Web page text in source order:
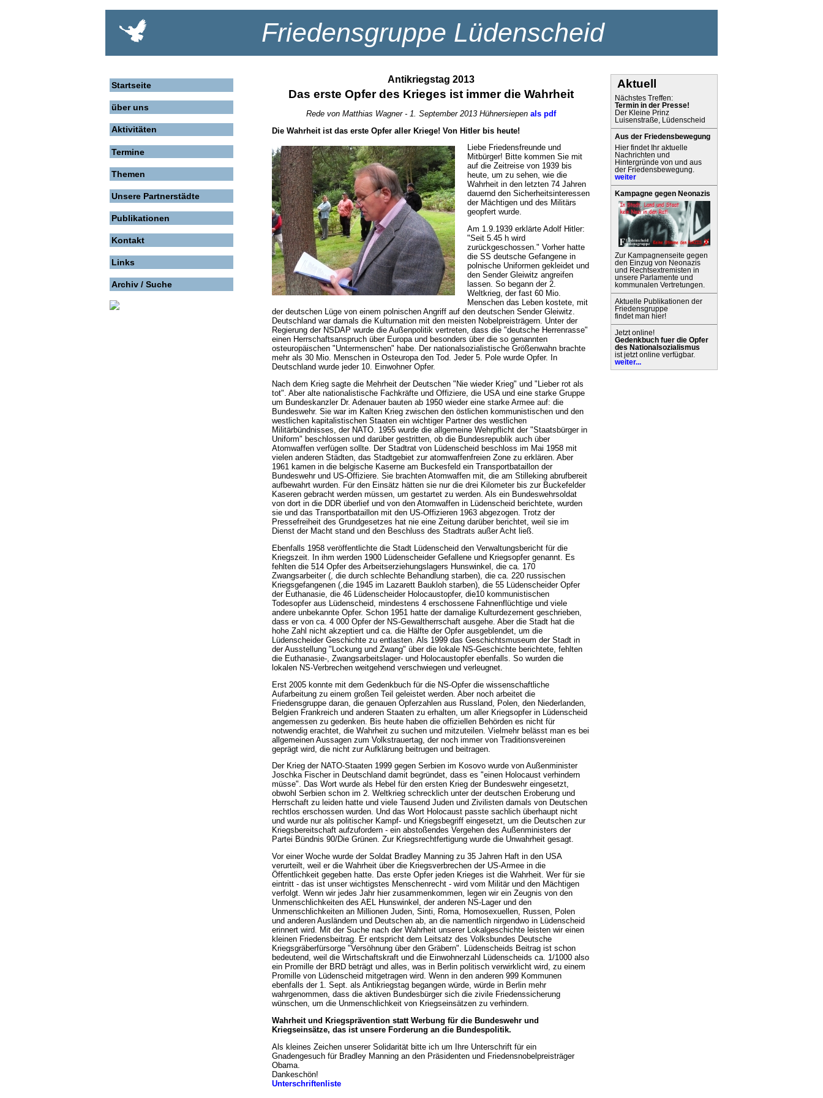
Friedensgruppe Lüdenscheid
Startseite
über uns
Aktivitäten
Termine
Themen
Unsere Partnerstädte
Publikationen
Kontakt
Links
Archiv / Suche
Aktuell
Nächstes Treffen:
Termin in der Presse!
Der Kleine Prinz
Luisenstraße, Lüdenscheid
Aus der Friedensbewegung
Hier findet Ihr aktuelle
Nachrichten und
Hintergründe von und aus
der Friedensbewegung.
weiter
Kampagne gegen Neonazis
Zur Kampagnenseite gegen
den Einzug von Neonazis
und Rechtsextremisten in
unsere Parlamente und
kommunalen Vertretungen.
Aktuelle Publikationen der
Friedensgruppe
findet man hier!
Jetzt online!
Gedenkbuch fuer die Opfer
des Nationalsozialismus
ist jetzt online verfügbar.
weiter...
Antikriegstag 2013
Das erste Opfer des Krieges ist immer die Wahrheit
Rede von Matthias Wagner - 1. September 2013 Hühnersiepen als pdf
Die Wahrheit ist das erste Opfer aller Kriege! Von Hitler bis heute!
Liebe Friedensfreunde und
Mitbürger! Bitte kommen Sie mit
auf die Zeitreise von 1939 bis
heute, um zu sehen, wie die
Wahrheit in den letzten 74 Jahren
dauernd den Sicherheitsinteressen
der Mächtigen und des Militärs
geopfert wurde.
Am 1.9.1939 erklärte Adolf Hitler:
"Seit 5.45 h wird
zurückgeschossen." Vorher hatte
die SS deutsche Gefangene in
polnische Uniformen gekleidet und
den Sender Gleiwitz angreifen
lassen. So begann der 2.
Weltkrieg, der fast 60 Mio.
Menschen das Leben kostete, mit
der deutschen Lüge von einem polnischen Angriff auf den deutschen Sender Gleiwitz.
Deutschland war damals die Kulturnation mit den meisten Nobelpreisträgern. Unter der
Regierung der NSDAP wurde die Außenpolitik vertreten, dass die "deutsche Herrenrasse"
einen Herrschaftsanspruch über Europa und besonders über die so genannten
osteuropäischen "Untermenschen" habe. Der nationalsozialistische Größenwahn brachte
mehr als 30 Mio. Menschen in Osteuropa den Tod. Jeder 5. Pole wurde Opfer. In
Deutschland wurde jeder 10. Einwohner Opfer.
Nach dem Krieg sagte die Mehrheit der Deutschen "Nie wieder Krieg" und "Lieber rot als
tot". Aber alte nationalistische Fachkräfte und Offiziere, die USA und eine starke Gruppe
um Bundeskanzler Dr. Adenauer bauten ab 1950 wieder eine starke Armee auf: die
Bundeswehr. Sie war im Kalten Krieg zwischen den östlichen kommunistischen und den
westlichen kapitalistischen Staaten ein wichtiger Partner des westlichen
Militärbündnisses, der NATO. 1955 wurde die allgemeine Wehrpflicht der "Staatsbürger in
Uniform" beschlossen und darüber gestritten, ob die Bundesrepublik auch über
Atomwaffen verfügen sollte. Der Stadtrat von Lüdenscheid beschloss im Mai 1958 mit
vielen anderen Städten, das Stadtgebiet zur atomwaffenfreien Zone zu erklären. Aber
1961 kamen in die belgische Kaserne am Buckesfeld ein Transportbataillon der
Bundeswehr und US-Offiziere. Sie brachten Atomwaffen mit, die am Stilleking abrufbereit
aufbewahrt wurden. Für den Einsätz hätten sie nur die drei Kilometer bis zur Buckefelder
Kaseren gebracht werden müssen, um gestartet zu werden. Als ein Bundeswehrsoldat
von dort in die DDR überlief und von den Atomwaffen in Lüdenscheid berichtete, wurden
sie und das Transportbataillon mit den US-Offizieren 1963 abgezogen. Trotz der
Pressefreiheit des Grundgesetzes hat nie eine Zeitung darüber berichtet, weil sie im
Dienst der Macht stand und den Beschluss des Stadtrats außer Acht ließ.
Ebenfalls 1958 veröffentlichte die Stadt Lüdenscheid den Verwaltungsbericht für die
Kriegszeit. In ihm werden 1900 Lüdenscheider Gefallene und Kriegsopfer genannt. Es
fehlten die 514 Opfer des Arbeitserziehungslagers Hunswinkel, die ca. 170
Zwangsarbeiter (, die durch schlechte Behandlung starben), die ca. 220 russischen
Kriegsgefangenen (,die 1945 im Lazarett Baukloh starben), die 55 Lüdenscheider Opfer
der Euthanasie, die 46 Lüdenscheider Holocaustopfer, die10 kommunistischen
Todesopfer aus Lüdenscheid, mindestens 4 erschossene Fahnenflüchtige und viele
andere unbekannte Opfer. Schon 1951 hatte der damalige Kulturdezernent geschrieben,
dass er von ca. 4 000 Opfer der NS-Gewaltherrschaft ausgehe. Aber die Stadt hat die
hohe Zahl nicht akzeptiert und ca. die Hälfte der Opfer ausgeblendet, um die
Lüdenscheider Geschichte zu entlasten. Als 1999 das Geschichtsmuseum der Stadt in
der Ausstellung "Lockung und Zwang" über die lokale NS-Geschichte berichtete, fehlten
die Euthanasie-, Zwangsarbeitslager- und Holocaustopfer ebenfalls. So wurden die
lokalen NS-Verbrechen weitgehend verschwiegen und verleugnet.
Erst 2005 konnte mit dem Gedenkbuch für die NS-Opfer die wissenschaftliche
Aufarbeitung zu einem großen Teil geleistet werden. Aber noch arbeitet die
Friedensgruppe daran, die genauen Opferzahlen aus Russland, Polen, den Niederlanden,
Belgien Frankreich und anderen Staaten zu erhalten, um aller Kriegsopfer in Lüdenscheid
angemessen zu gedenken. Bis heute haben die offiziellen Behörden es nicht für
notwendig erachtet, die Wahrheit zu suchen und mitzuteilen. Vielmehr belässt man es bei
allgemeinen Aussagen zum Volkstrauertag, der noch immer von Traditionsvereinen
geprägt wird, die nicht zur Aufklärung beitrugen und beitragen.
Der Krieg der NATO-Staaten 1999 gegen Serbien im Kosovo wurde von Außenminister
Joschka Fischer in Deutschland damit begründet, dass es "einen Holocaust verhindern
müsse". Das Wort wurde als Hebel für den ersten Krieg der Bundeswehr eingesetzt,
obwohl Serbien schon im 2. Weltkrieg schrecklich unter der deutschen Eroberung und
Herrschaft zu leiden hatte und viele Tausend Juden und Zivilisten damals von Deutschen
rechtlos erschossen wurden. Und das Wort Holocaust passte sachlich überhaupt nicht
und wurde nur als politischer Kampf- und Kriegsbegriff eingesetzt, um die Deutschen zur
Kriegsbereitschaft aufzufordern - ein abstoßendes Vergehen des Außenministers der
Partei Bündnis 90/Die Grünen. Zur Kriegsrechtfertigung wurde die Unwahrheit gesagt.
Vor einer Woche wurde der Soldat Bradley Manning zu 35 Jahren Haft in den USA
verurteilt, weil er die Wahrheit über die Kriegsverbrechen der US-Armee in die
Öffentlichkeit gegeben hatte. Das erste Opfer jeden Krieges ist die Wahrheit. Wer für sie
eintritt - das ist unser wichtigstes Menschenrecht - wird vom Militär und den Mächtigen
verfolgt. Wenn wir jedes Jahr hier zusammenkommen, legen wir ein Zeugnis von den
Unmenschlichkeiten des AEL Hunswinkel, der anderen NS-Lager und den
Unmenschlichkeiten an Millionen Juden, Sinti, Roma, Homosexuellen, Russen, Polen
und anderen Ausländern und Deutschen ab, an die namentlich nirgendwo in Lüdenscheid
erinnert wird. Mit der Suche nach der Wahrheit unserer Lokalgeschichte leisten wir einen
kleinen Friedensbeitrag. Er entspricht dem Leitsatz des Volksbundes Deutsche
Kriegsgräberfürsorge "Versöhnung über den Gräbern". Lüdenscheids Beitrag ist schon
bedeutend, weil die Wirtschaftskraft und die Einwohnerzahl Lüdenscheids ca. 1/1000 also
ein Promille der BRD beträgt und alles, was in Berlin politisch verwirklicht wird, zu einem
Promille von Lüdenscheid mitgetragen wird. Wenn in den anderen 999 Kommunen
ebenfalls der 1. Sept. als Antikriegstag begangen würde, würde in Berlin mehr
wahrgenommen, dass die aktiven Bundesbürger sich die zivile Friedenssicherung
wünschen, um die Unmenschlichkeit von Kriegseinsätzen zu verhindern.
Wahrheit und Kriegsprävention statt Werbung für die Bundeswehr und
Kriegseinsätze, das ist unsere Forderung an die Bundespolitik.
Als kleines Zeichen unserer Solidarität bitte ich um Ihre Unterschrift für ein
Gnadengesuch für Bradley Manning an den Präsidenten und Friedensnobelpreisträger
Obama.
Dankeschön!
Unterschriftenliste